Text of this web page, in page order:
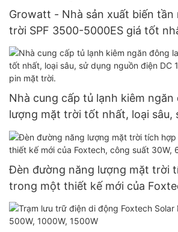
Growatt - Nhà sản xuất biến tần
trời SPF 3500-5000ES giá tốt
trữ năng lượng mặt trời lithium
Nhà cung cấp tủ lạnh kiêm ngăn
lượng mặt trời tốt nhất, loại sâu,
điện DC 12V, có tích hợp tấm pin
Đèn đường năng lượng mặt trời
trong một thiết kế mới của
30W, 60W, 80W, 100W.